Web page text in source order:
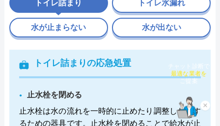
トイレ詰まり
トイレ詰まりの応急処置
止水栓を閉める
止水栓は水の流れを一時的に止めたり調整したりす
るための器具です。止水栓を閉めることで給水が止
トイレ水漏れ
水が止まらない 水が出ない
×
チャット診断で
最適な業者を